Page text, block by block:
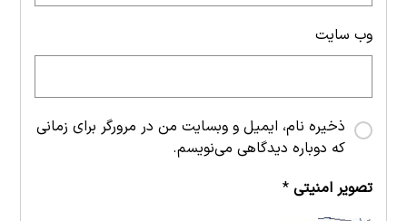
وب‌ سایت
ذخیره نام، ایمیل و وبسایت من در مرورگر برای زمانی
که دوباره دیدگاهی می‌نویسم.
تصویر امنیتی*